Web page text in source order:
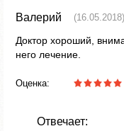
Валерий (16.05.2018)
Доктор хороший,
него лечение.
Оценка:
Отвечает: